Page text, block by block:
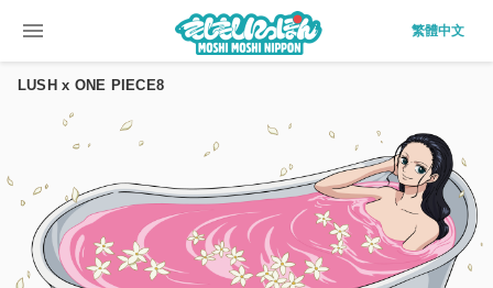
menu 繁體中文
LUSH x ONE PIECE8